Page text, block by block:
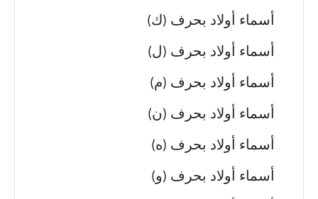
أسماء أولاد بحرف (ك)
أسماء أولاد بحرف (ل)
أسماء أولاد بحرف (م)
أسماء أولاد بحرف (ن)
أسماء أولاد بحرف (ه)
أسماء أولاد بحرف (و)